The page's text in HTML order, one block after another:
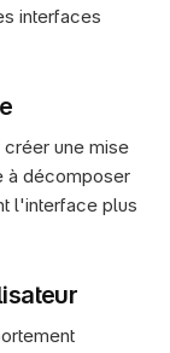
interfaces
une mise
à décomposer
l'interface plus